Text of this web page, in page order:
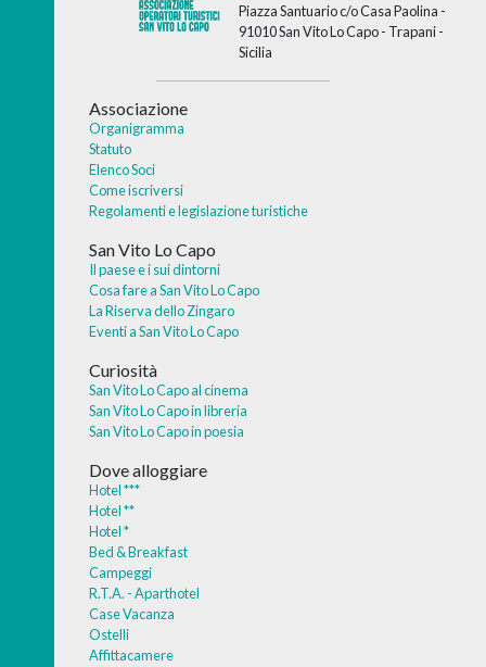
Piazza Santuario c/o Casa Paolina -
91010 San Vito Lo Capo - Trapani -
Sicilia
Associazione
Organigramma
Statuto
Elenco Soci
Come iscriversi
Regolamenti e legislazione turistiche
San Vito Lo Capo
Il paese e i sui dintorni
Cosa fare a San Vito Lo Capo
La Riserva dello Zingaro
Eventi a San Vito Lo Capo
Curiosità
San Vito Lo Capo al cinema
San Vito Lo Capo in libreria
San Vito Lo Capo in poesia
Dove alloggiare
Hotel ***
Hotel **
Hotel *
Bed & Breakfast
Campeggi
R.T.A. - Aparthotel
Case Vacanza
Ostelli
Affittacamere